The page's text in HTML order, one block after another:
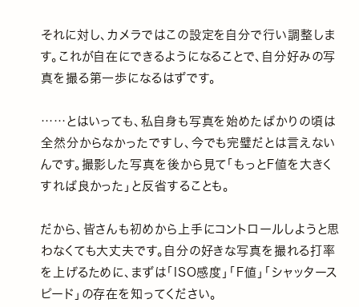
それに対し、カメラではこの設定を自分で行い調整しま
す。これが自在にできるようになることで、自分好みの写
真を撮る第一歩になるはずです。
……とはいっても、私自身も写真を始めたばかりの頃は
全然分からなかったですし、今でも完璧だとは言えない
んです。撮影した写真を後から見て「もっとF値を大きく
すれば良かった」と反省することも。
だから、皆さんも初めから上手にコントロールしようと思
わなくても大丈夫です。自分の好きな写真を撮れる打率
を上げるために、まずは「ISO感度」「F値」「シャッタース
ピード」の存在を知ってください。